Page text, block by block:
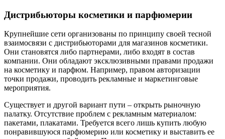
Дистрибьюторы косметики и парфюмерии
Крупнейшие сети организованы по принципу своей тесной
взаимосвязи с дистрибьюторами для магазинов косметики.
Они становятся либо партнерами, либо входят в состав
компании. Они обладают эксклюзивными правами продажи
на косметику и парфюм. Например, правом авторизации
точки продажи, проводить рекламные и маркетинговые
мероприятия.
Существует и другой вариант пути – открыть рыночную
палатку. Отсутствие проблем с рекламным материалом:
пакетами, плакатами. Требуется всего лишь купить любую
понравившуюся парфюмерию или косметику и выставить ее